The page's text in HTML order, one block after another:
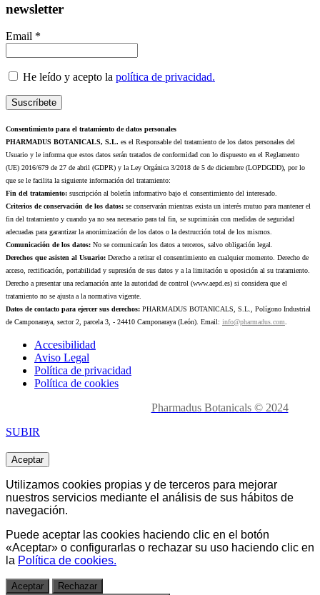
newsletter
Email *
He leído y acepto la política de privacidad.
Consentimiento para el tratamiento de datos personales
PHARMADUS BOTANICALS, S.L. es el Responsable del tratamiento de los datos personales del
Usuario y le informa que estos datos serán tratados de conformidad con lo dispuesto en el Reglamento
(UE) 2016/679 de 27 de abril (GDPR) y la Ley Orgánica 3/2018 de 5 de diciembre (LOPDGDD), por lo
que se le facilita la siguiente información del tratamiento:
Fin del tratamiento: suscripción al boletín informativo bajo el consentimiento del interesado.
Criterios de conservación de los datos: se conservarán mientras exista un interés mutuo para mantener el
fin del tratamiento y cuando ya no sea necesario para tal fin, se suprimirán con medidas de seguridad
adecuadas para garantizar la anonimización de los datos o la destrucción total de los mismos.
Comunicación de los datos: No se comunicarán los datos a terceros, salvo obligación legal.
Derechos que asisten al Usuario: Derecho a retirar el consentimiento en cualquier momento. Derecho de
acceso, rectificación, portabilidad y supresión de sus datos y a la limitación u oposición al su tratamiento.
Derecho a presentar una reclamación ante la autoridad de control (www.aepd.es) si considera que el
tratamiento no se ajusta a la normativa vigente.
Datos de contacto para ejercer sus derechos: PHARMADUS BOTANICALS, S.L., Polígono Industrial
de Camponaraya, sector 2, parcela 3, - 24410 Camponaraya (León). Email: info@pharmadus.com.
Accesibilidad
Aviso Legal
Política de privacidad
Política de cookies
Pharmadus Botanicals © 2024
SUBIR
Aceptar
Utilizamos cookies propias y de terceros para mejorar
nuestros servicios mediante el análisis de sus hábitos de
navegación.
Puede aceptar las cookies haciendo clic en el botón
«Aceptar» o configurarlas o rechazar su uso haciendo clic en
la Política de cookies.
Aceptar Rechazar